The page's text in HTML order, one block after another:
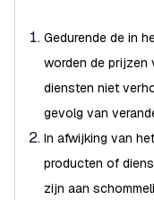
Gedurende de in
worden de prijzen
diensten niet
gevolg van
In afwijking van
producten of
zijn aan